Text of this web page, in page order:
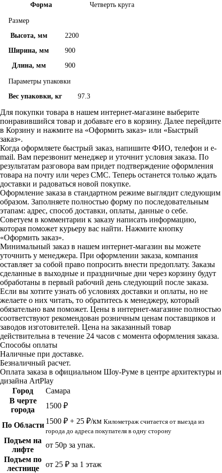
Форма Четверть круга
Размер
Высота, мм
2200
Ширина, мм
900
Длина, мм
900
Параметры упаковки
Вес упаковки, кг
97.3
Для покупки товара в нашем интернет-магазине выберите
понравившийся товар и добавьте его в корзину. Далее перейдите
в Корзину и нажмите на «Оформить заказ» или «Быстрый
заказ».
Когда оформляете быстрый заказ, напишите ФИО, телефон и e-
mail. Вам перезвонит менеджер и уточнит условия заказа. По
результатам разговора вам придет подтверждение оформления
товара на почту или через СМС. Теперь останется только ждать
доставки и радоваться новой покупке.
Оформление заказа в стандартном режиме выглядит следующим
образом. Заполняете полностью форму по последовательным
этапам: адрес, способ доставки, оплаты, данные о себе.
Советуем в комментарии к заказу написать информацию,
которая поможет курьеру вас найти. Нажмите кнопку
«Оформить заказ».
Минимальный заказ в нашем интернет-магазин вы можете
уточнить у менеджера. При оформлении заказа, компания
оставляет за собой право попросить внести предоплату. Заказы
сделанные в выходные и праздничные дни через корзину будут
обработаны в первый рабочий день следующий после заказа.
Если вы хотите узнать об условиях доставки и оплаты, но не
желаете о них читать, то обратитесь к менеджеру, который
обязательно вам поможет. Цены в интернет-магазине полностью
соответствуют рекомендован розничным ценам поставщиков и
заводов изготовителей. Цена на заказанный товар
действительна в течение 24 часов с момента оформления заказа.
Способы оплаты
Наличные при доставке.
Безналичный расчет.
Оплата заказа в официальном Шоу-Руме в центре архитектуры и
дизайна ArtPlay
Город
Самара
В черте
города
1500 ₽
По Области 1500 ₽ + 25 ₽/км Километраж считается от выезда из
города до адреса покупателя в одну сторону
Подъем на
лифте
от 50р за упак.
Подъем по
лестнице
от 25 ₽ за 1 этаж